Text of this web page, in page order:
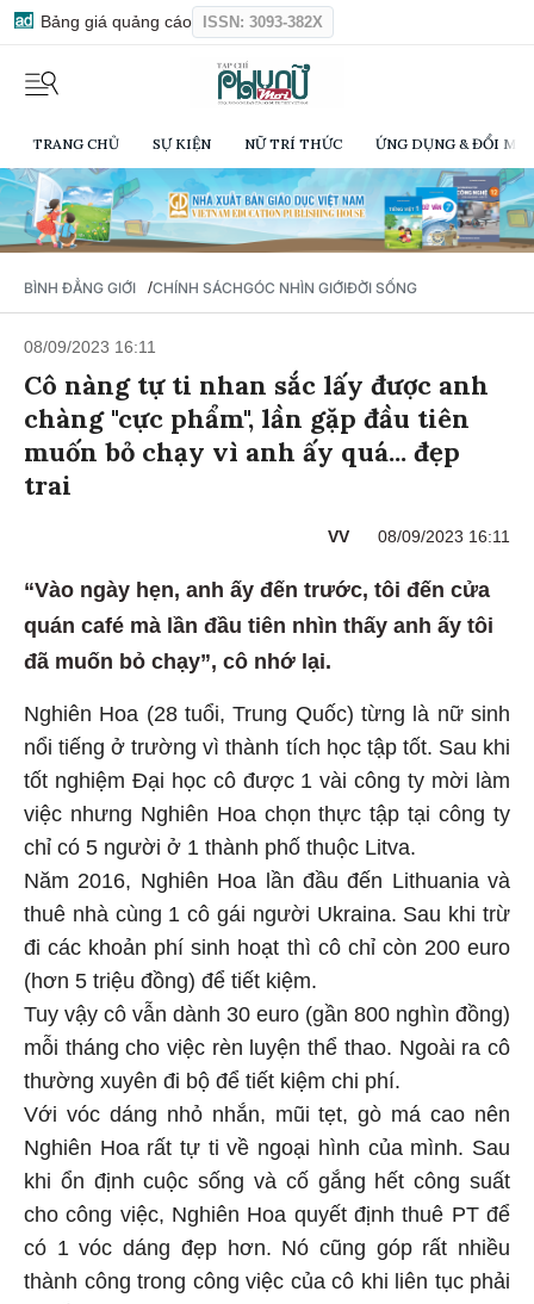
Bảng giá quảng cáo ISSN: 3093-382X
TRANG CHỦ SỰ KIỆN NỮ TRÍ THỨC ỨNG DỤNG & ĐỔI
BÌNH ĐẲNG GIỚI /CHÍNH SÁCHGÓC NHÌN GIỚIĐỜI SỐNG
08/09/2023 16:11
Cô nàng tự ti nhan sắc lấy được anh
chàng "cực phẩm", lần gặp đầu tiên
muốn bỏ chạy vì anh ấy quá... đẹp
trai
VV 08/09/2023 16:11
“Vào ngày hẹn, anh ấy đến trước, tôi đến cửa
quán café mà lần đầu tiên nhìn thấy anh ấy tôi
đã muốn bỏ chạy”, cô nhớ lại.
Nghiên Hoa (28 tuổi, Trung Quốc) từng là nữ sinh
nổi tiếng ở trường vì thành tích học tập tốt. Sau khi
tốt nghiệm Đại học cô được 1 vài công ty mời làm
việc nhưng Nghiên Hoa chọn thực tập tại công ty
chỉ có 5 người ở 1 thành phố thuộc Litva.
Năm 2016, Nghiên Hoa lần đầu đến Lithuania và
thuê nhà cùng 1 cô gái người Ukraina. Sau khi trừ
đi các khoản phí sinh hoạt thì cô chỉ còn 200 euro
(hơn 5 triệu đồng) để tiết kiệm.
Tuy vậy cô vẫn dành 30 euro (gần 800 nghìn đồng)
mỗi tháng cho việc rèn luyện thể thao. Ngoài ra cô
thường xuyên đi bộ để tiết kiệm chi phí.
Với vóc dáng nhỏ nhắn, mũi tẹt, gò má cao nên
Nghiên Hoa rất tự ti về ngoại hình của mình. Sau
khi ổn định cuộc sống và cố gắng hết công suất
cho công việc, Nghiên Hoa quyết định thuê PT để
có 1 vóc dáng đẹp hơn. Nó cũng góp rất nhiều
thành công trong công việc của cô khi liên tục phải